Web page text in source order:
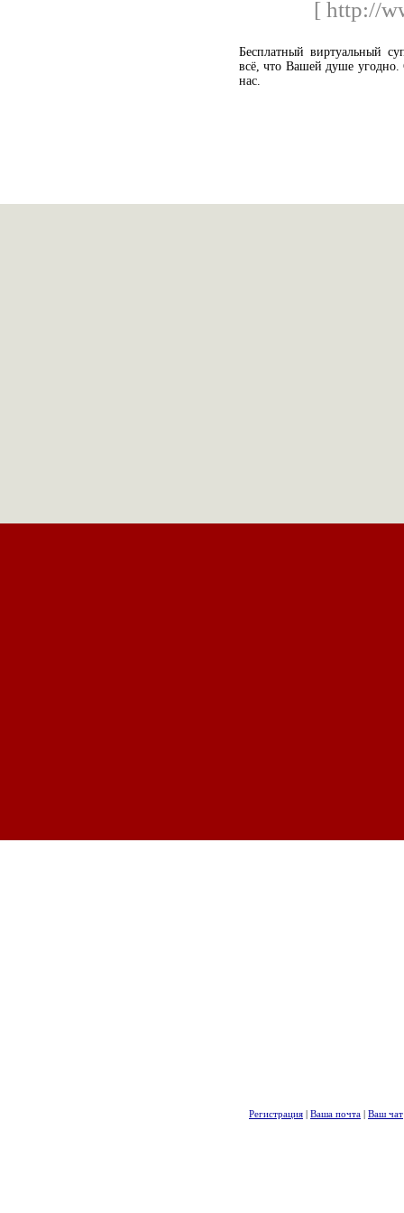
[ http://
Бесплатный виртуальный
всё, что Вашей душе
нас.
Регистрация | Ваша почта | Ваш чат